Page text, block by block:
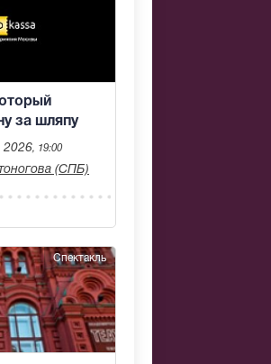
за шляпу
2026, 19:00
(СПБ)
Спектакль